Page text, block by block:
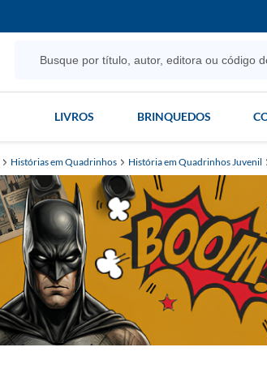
LIVROS BRINQUEDOS
Histórias em Quadrinhos História em Quadrinhos Juvenil